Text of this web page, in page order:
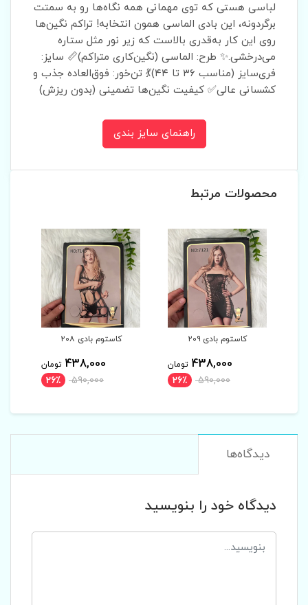
لباسی هستی که توی مهمانی همه نگاه‌ها رو به سمتت
برگردونه، این بادی الماسی همون انتخابه! تراکم نگین‌ها
روی این کار به‌قدری بالاست که زیر نور مثل ستاره
می‌درخشی.✨ طرح: الماسی (نگین‌کاری متراکم)📏 سایز:
فری‌سایز (مناسب ۳۶ تا ۴۴)💃 تن‌خور: فوق‌العاده جذب و
کشسانی عالی✅ کیفیت نگین‌ها تضمینی (بدون ریزش)
راهنمای سایز بندی
محصولات مرتبط
کاستوم بادی ۲۰۸
438,000
590,000
کاستوم بادی ۲۰۷
438,000
590,000
دیدگاه‌ها
دیدگاه خود را بنویسید